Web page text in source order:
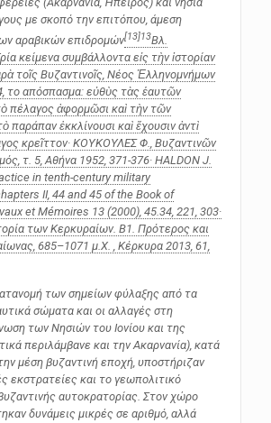
με σκοπό την επιτόπου, άμεση
αραβικών επιδρομών[13]13Βλ.
κείμενα συμβάλλοντα εἰς τὴν ἱστορίαν
τοῖς Βυζαντινοῖς, Nέος Ἑλληνομνήμων
το απόσπασμα: εὐθὺς τὰς ἑαυτῶν
πέλαγος ἀφορμῶσι καὶ τὴν τῶν
παράπαν ἐκκλίνουσι καὶ ἔχουσιν ἀντὶ
κρεῖττον· ΚΟΥΚΟΥΛΕΣ Φ., Βυζαντινῶν
, τ. 5, Αθήνα 1952, 371-376· HALDON J.
in tenth-century military
II, 44 and 45 of the Book of
et Mémoires 13 (2000), 45.34, 221, 303·
των Κερκυραίων. B1. Πρότερος και
685–1071 μ.Χ. , Κέρκυρα 2013, 61,
των σημείων φύλαξης από τα
σώματα και οι αλλαγές στη
των Νησιών του Ιονίου και της
περιλάμβανε και την Ακαρνανία), κατά
μέση βυζαντινή εποχή, υποστήριζαν
εκστρατείες και το γεωπολιτικό
αυτοκρατορίας. Στον χώρο
δυνάμεις μικρές σε αριθμό, αλλά